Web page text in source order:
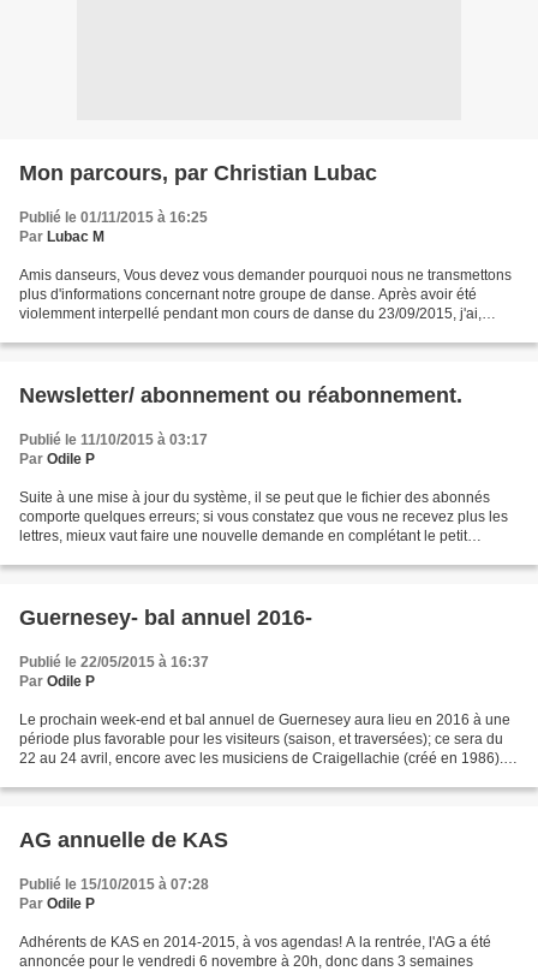
Mon parcours, par Christian Lubac
Publié le 01/11/2015 à 16:25
Par Lubac M
Amis danseurs, Vous devez vous demander pourquoi nous ne transmettons
plus d'informations concernant notre groupe de danse. Après avoir été
violemment interpellé pendant mon cours de danse du 23/09/2015, j'ai,
Newsletter/ abonnement ou réabonnement.
Publié le 11/10/2015 à 03:17
Par Odile P
Suite à une mise à jour du système, il se peut que le fichier des abonnés
comporte quelques erreurs; si vous constatez que vous ne recevez plus les
lettres, mieux vaut faire une nouvelle demande en complétant le petit
Guernesey- bal annuel 2016-
Publié le 22/05/2015 à 16:37
Par Odile P
Le prochain week-end et bal annuel de Guernesey aura lieu en 2016 à une
période plus favorable pour les visiteurs (saison, et traversées); ce sera du
22 au 24 avril, encore avec les musiciens de Craigellachie (créé en 1986). A
AG annuelle de KAS
Publié le 15/10/2015 à 07:28
Par Odile P
Adhérents de KAS en 2014-2015, à vos agendas! A la rentrée, l'AG a été
annoncée pour le vendredi 6 novembre à 20h, donc dans 3 semaines